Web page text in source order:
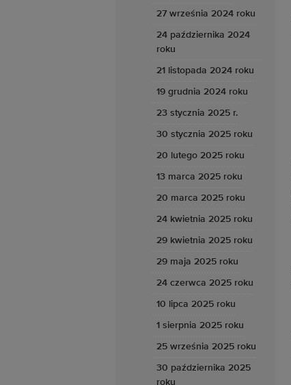
27 września 2024 roku
24 października 2024
roku
21 listopada 2024 roku
19 grudnia 2024 roku
23 stycznia 2025 r.
30 stycznia 2025 roku
20 lutego 2025 roku
13 marca 2025 roku
20 marca 2025 roku
24 kwietnia 2025 roku
29 kwietnia 2025 roku
29 maja 2025 roku
24 czerwca 2025 roku
10 lipca 2025 roku
1 sierpnia 2025 roku
25 września 2025 roku
30 października 2025
roku